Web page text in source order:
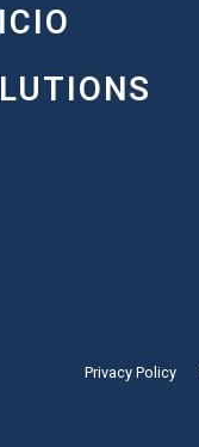
Privacy Policy